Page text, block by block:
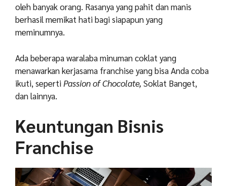
oleh banyak orang. Rasanya yang pahit dan manis
berhasil memikat hati bagi siapapun yang
meminumnya.
Ada beberapa waralaba minuman coklat yang
menawarkan kerjasama franchise yang bisa Anda coba
ikuti, sepertiPassion of Chocolate, Soklat Banget,
dan lainnya.
Keuntungan Bisnis
Franchise